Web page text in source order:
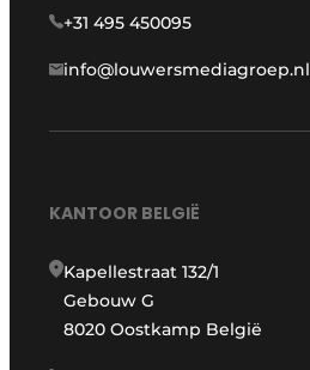
+31 495 450095
info@louwersmediagroep.nl
KANTOOR BELGIË
Kapellestraat 132/1
Gebouw G
8020 Oostkamp België